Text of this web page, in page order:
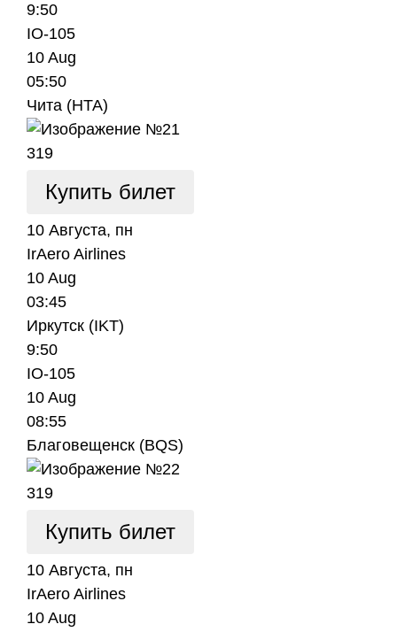
9:50
IO-105
10 Aug
05:50
Чита (HTA)
319
Купить билет
10 Августа, пн
IrAero Airlines
10 Aug
03:45
Иркутск (IKT)
9:50
IO-105
10 Aug
08:55
Благовещенск (BQS)
319
Купить билет
10 Августа, пн
IrAero Airlines
10 Aug